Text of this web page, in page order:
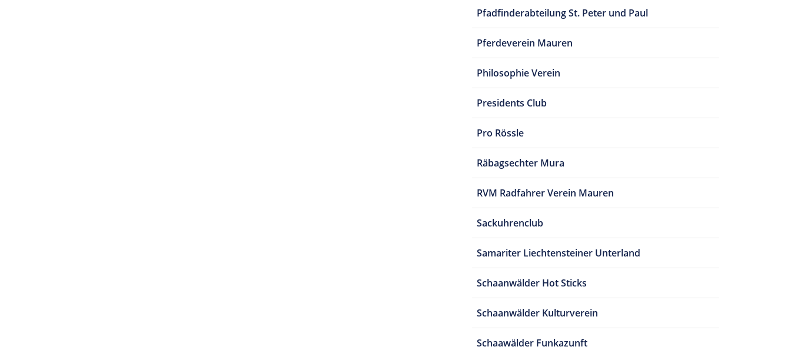
Pfadfinderabteilung St. Peter und Paul
Pferdeverein Mauren
Philosophie Verein
Presidents Club
Pro Rössle
Räbagsechter Mura
RVM Radfahrer Verein Mauren
Sackuhrenclub
Samariter Liechtensteiner Unterland
Schaanwälder Hot Sticks
Schaanwälder Kulturverein
Schaawälder Funkazunft